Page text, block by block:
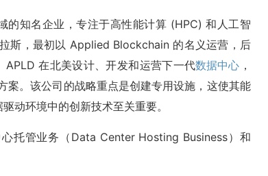
知名企业，专注于高性能计算 (HPC) 和人工智
斯，最初以 Applied Blockchain 的名义运营，后
在北美设计、开发和运营下一代数据中心 ，
。该公司的战略重点是创建专用设施，这使其能
动环境中的创新技术至关重要。
托管业务（Data Center Hosting Business）和